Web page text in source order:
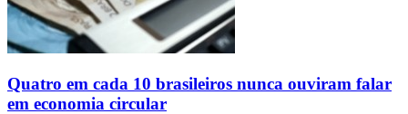
Quatro em cada 10 brasileiros nunca ouviram falar
em economia circular